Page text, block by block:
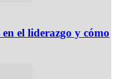
el liderazgo y cómo